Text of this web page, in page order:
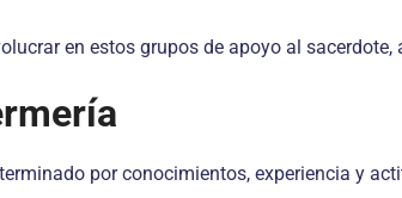
en estos grupos de apoyo al
por conocimientos, experien­cia y